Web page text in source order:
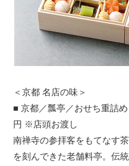
＜京都 名店の味＞
■ 京都／瓢亭／おせち重詰
円 ※店頭お渡し
南禅寺の参拝客をもてなす
を刻んできた老舗料亭。伝